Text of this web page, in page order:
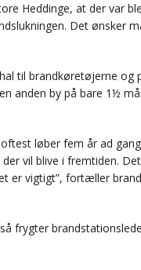
Heddinge, at der var
Det ønsker
til brandkøretøjerne og
anden by på bare 1½
løber fem år ad
vil blive i fremtiden.
er vigtigt”, fortæller
frygter